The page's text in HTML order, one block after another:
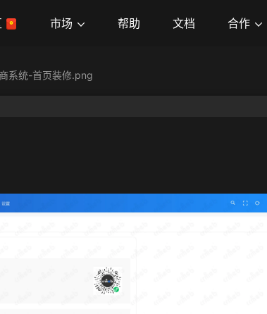
市场 帮助 文档 合作
系统-首页装修.png